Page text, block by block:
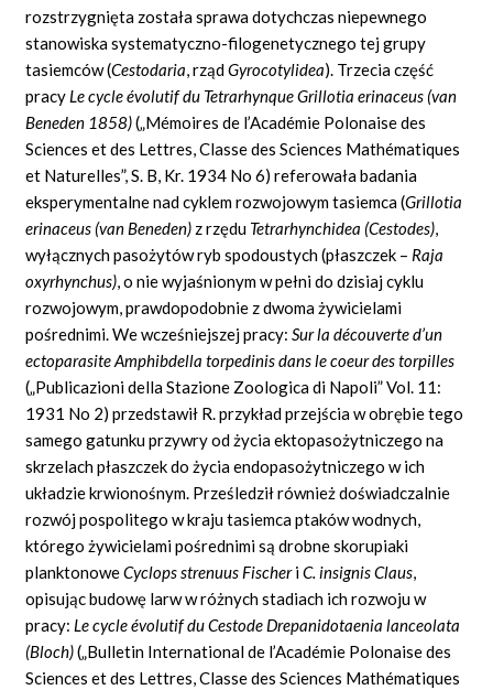
rozstrzygnięta została sprawa dotychczas niepewnego
stanowiska systematyczno-filogenetycznego tej grupy
tasiemców (Cestodaria,rządGyrocotylidea). Trzecia część
pracy Le cycle évolutif du Tetrarhynque Grillotia erinaceus (van
Beneden 1858)(„Mémoires de l’Académie Polonaise des
Sciences et des Lettres, Classe des Sciences Mathématiques
et Naturelles”, S. B, Kr. 1934 No6) referowała badania
eksperymentalne nad cyklem rozwojowym tasiemca (Grillotia
erinaceus (van Beneden) z rzędu Tetrarhynchidea (Cestodes),
wyłącznych pasożytów ryb spodoustych (płaszczek – Raja
oxyrhynchus),o nie wyjaśnionym w pełni do dzisiaj cyklu
rozwojowym, prawdopodobnie z dwoma żywicielami
pośrednimi. We wcześniejszej pracy:Sur la découverte d’un
ectoparasite Amphibdella torpedinisdans le coeur des torpilles
(„Publicazionidella Stazione Zoologica di Napoli” Vol. 11:
1931 No 2) przedstawił R.przykład przejścia w obrębie tego
samego gatunku przywry od życia ektopasożytniczego na
skrzelach płaszczek do życia endopasożytniczego w ich
układzie krwionośnym. Prześledził również doświadczalnie
rozwój pospolitego w kraju tasiemca ptaków wodnych,
którego żywicielami pośrednimi są drobne skorupiaki
planktonoweCyclops strenuus FischeriC. insignis Claus,
opisując budowę larw w różnych stadiach ich rozwoju w
pracy: Le cycle évolutif du Cestode Drepanidotaenialanceolata
(Bloch)(„Bulletin International de l’Académie Polonaise des
Sciences et des Lettres, Classe des Sciences Mathématiques